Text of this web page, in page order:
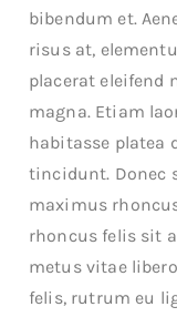
bibendum et.
risus at,
placerat eleifend
magna. Etiam
habitasse platea
tincidunt. Donec
maximus
rhoncus felis sit
metus vitae
felis, rutrum eu